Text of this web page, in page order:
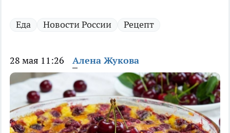
Еда Новости России Рецепт
28 мая 11:26 Алена Жукова